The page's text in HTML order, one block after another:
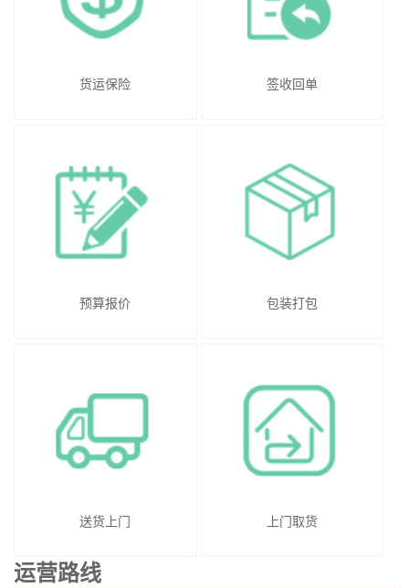
货运保险 签收回单
预算报价 包装打包
送货上门 上门取货
运营路线